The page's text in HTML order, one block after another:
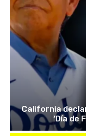
California
‘Día de